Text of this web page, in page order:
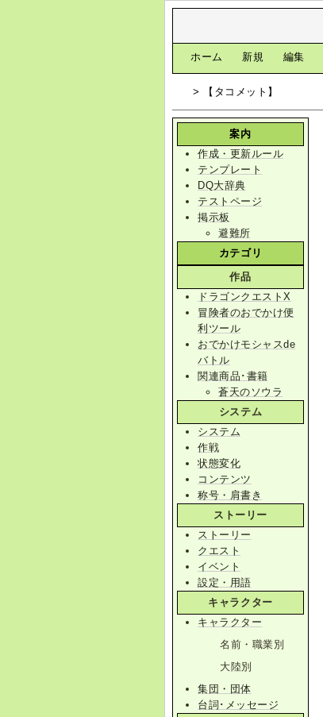
ホーム 新規 編集
> 【タコメット】
案内
作成・更新ルール
テンプレート
DQ大辞典
テストページ
掲示板
避難所
カテゴリ
作品
ドラゴンクエストX
冒険者のおでかけ便
利ツール
おでかけモシャスde
バトル
関連商品･書籍
蒼天のソウラ
システム
システム
作戦
状態変化
コンテンツ
称号・肩書き
ストーリー
ストーリー
クエスト
イベント
設定・用語
キャラクター
キャラクター
名前・職業別
大陸別
集団・団体
台詞･メッセージ